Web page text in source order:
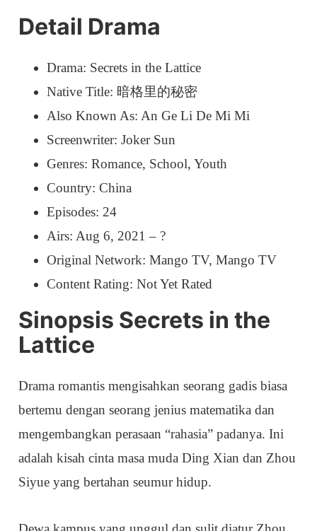
Detail Drama
Drama: Secrets in the Lattice
Native Title: 暗格里的秘密
Also Known As: An Ge Li De Mi Mi
Screenwriter: Joker Sun
Genres: Romance, School, Youth
Country: China
Episodes: 24
Airs: Aug 6, 2021 – ?
Original Network: Mango TV, Mango TV
Content Rating: Not Yet Rated
Sinopsis Secrets in the
Lattice
Drama romantis mengisahkan seorang gadis biasa
bertemu dengan seorang jenius matematika dan
mengembangkan perasaan “rahasia” padanya. Ini
adalah kisah cinta masa muda Ding Xian dan Zhou
Siyue yang bertahan seumur hidup.